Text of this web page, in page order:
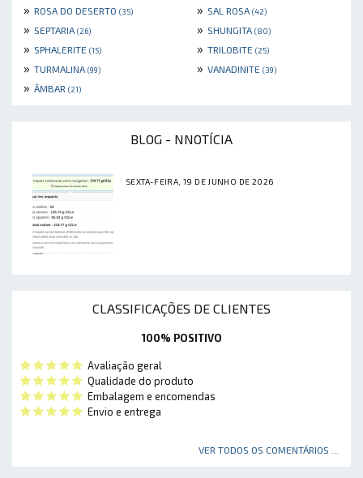
» ROSA DO DESERTO (35) » SAL ROSA (42)
» SEPTARIA (26) » SHUNGITA (80)
» SPHALERITE (15) » TRILOBITE (25)
» TURMALINA (99) » VANADINITE (39)
» ÂMBAR (21)
BLOG - NNOTÍCIA
SEXTA-FEIRA, 19 DE JUNHO DE 2026
CLASSIFICAÇÕES DE CLIENTES
100% POSITIVO
Avaliação geral
Qualidade do produto
Embalagem e encomendas
Envio e entrega
VER TODOS OS COMENTÁRIOS ...